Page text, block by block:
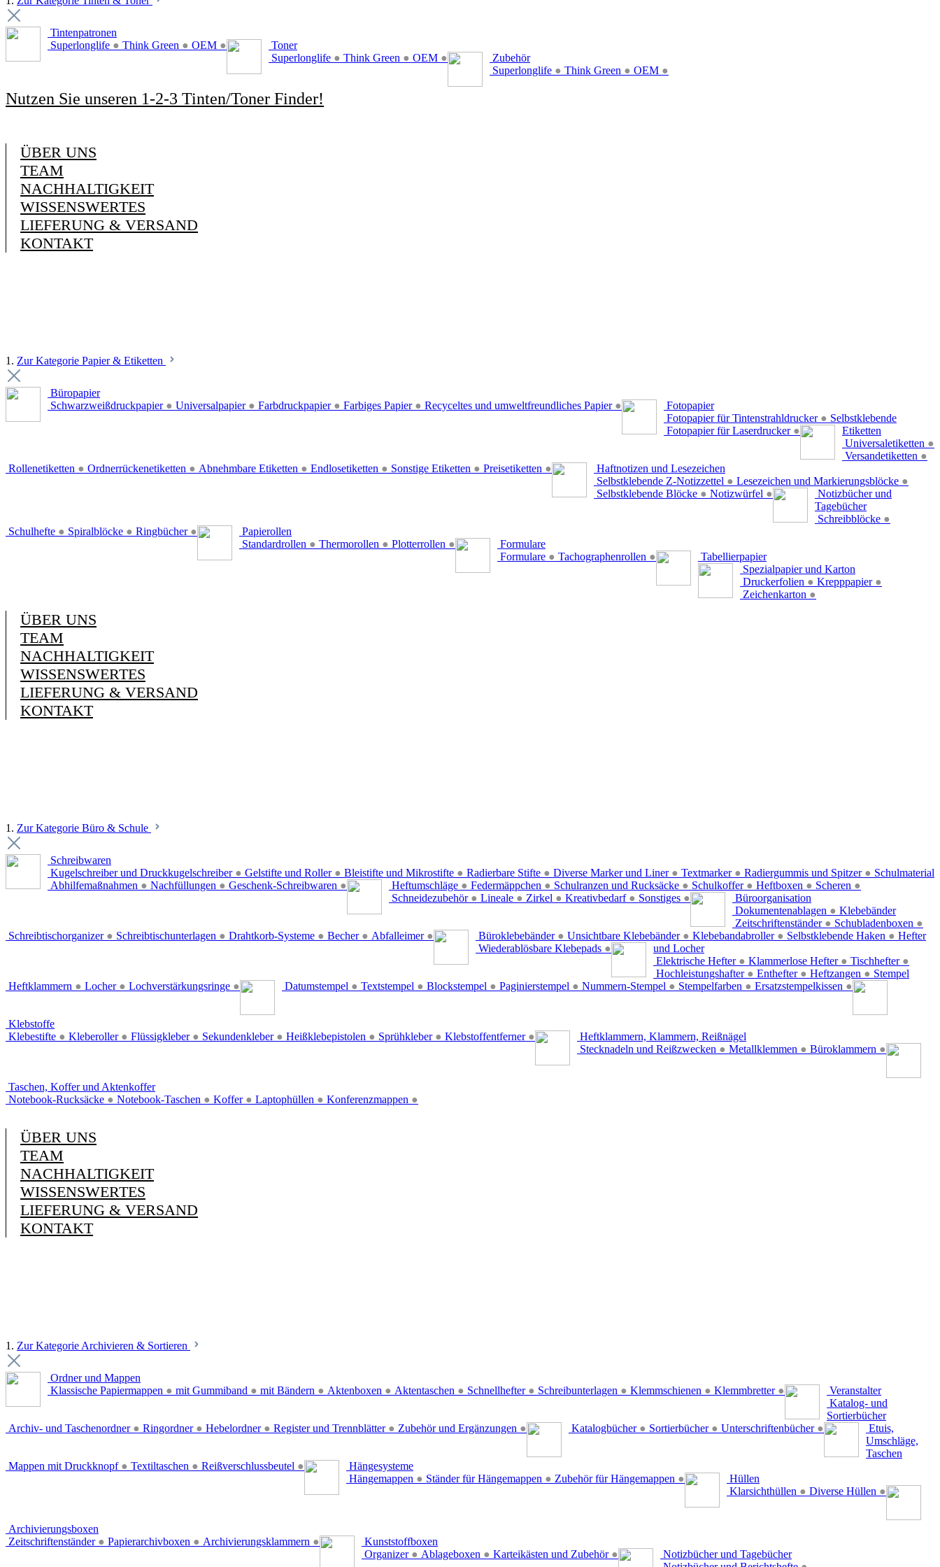
Tintenpatronen
Superlonglife ● Think Green ● OEM ●
Toner
Superlonglife ● Think Green ● OEM ●
Zubehör
Superlonglife ● Think Green ● OEM ●
Nutzen Sie unseren 1-2-3 Tinten/Toner Finder!
ÜBER UNS
TEAM
NACHHALTIGKEIT
WISSENSWERTES
LIEFERUNG & VERSAND
KONTAKT
1. Zur Kategorie Papier & Etiketten
Büropapier
Schwarzweißdruckpapier ● Universalpapier ● Farbdruckpapier ● Farbiges Papier ● Recyceltes und umweltfreundliches Papier ●
Fotopapier
Fotopapier für Tintenstrahldrucker ●
Fotopapier für Laserdrucker ●
Selbstklebende
Etiketten
Universaletiketten ●
Versandetiketten ●
Rollenetiketten ● Ordnerrückenetiketten ● Abnehmbare Etiketten ● Endlosetiketten ● Sonstige Etiketten ● Preisetiketten ●
Haftnotizen und Lesezeichen
Selbstklebende Z-Notizzettel ● Lesezeichen und Markierungsblöcke ●
Selbstklebende Blöcke ● Notizwürfel ●
Notizbücher und
Tagebücher
Schreibblöcke ●
Schulhefte ● Spiralblöcke ● Ringbücher ●
Papierollen
Standardrollen ● Thermorollen ● Plotterrollen ●
Formulare
Formulare ● Tachographenrollen ●
Tabellierpapier
Spezialpapier und Karton
Druckerfolien ● Krepppapier ●
Zeichenkarton ●
ÜBER UNS
TEAM
NACHHALTIGKEIT
WISSENSWERTES
LIEFERUNG & VERSAND
KONTAKT
1. Zur Kategorie Büro & Schule
Schreibwaren
Kugelschreiber und Druckkugelschreiber ● Gelstifte und Roller ● Bleistifte und Mikrostifte ● Radierbare Stifte ● Diverse Marker und Liner ● Textmarker ● Radiergummis und Spitzer ●
Abhilfemaßnahmen ● Nachfüllungen ● Geschenk-Schreibwaren ●
Schulmaterial
Heftumschläge ● Federmäppchen ● Schulranzen und Rucksäcke ● Schulkoffer ● Heftboxen ● Scheren ●
Schneidezubehör ● Lineale ● Zirkel ● Kreativbedarf ● Sonstiges ●
Büroorganisation
Dokumentenablagen ●
Zeitschriftenständer ● Schubladenboxen ●
Schreibtischorganizer ● Schreibtischunterlagen ● Drahtkorb-Systeme ● Becher ● Abfalleimer ●
Klebebänder
Büroklebebänder ● Unsichtbare Klebebänder ● Klebebandabroller ● Selbstklebende Haken ●
Wiederablösbare Klebepads ●
Hefter
und Locher
Elektrische Hefter ● Klammerlose Hefter ● Tischhefter ●
Hochleistungshafter ● Enthefter ● Heftzangen ●
Heftklammern ● Locher ● Lochverstärkungsringe ●
Stempel
Datumstempel ● Textstempel ● Blockstempel ● Paginierstempel ● Nummern-Stempel ● Stempelfarben ● Ersatzstempelkissen ●
Klebstoffe
Klebestifte ● Kleberoller ● Flüssigkleber ● Sekundenkleber ● Heißklebepistolen ● Sprühkleber ● Klebstoffentferner ●
Heftklammern, Klammern, Reißnägel
Stecknadeln und Reißzwecken ● Metallklemmen ● Büroklammern ●
Taschen, Koffer und Aktenkoffer
Notebook-Rucksäcke ● Notebook-Taschen ● Koffer ● Laptophüllen ● Konferenzmappen ●
ÜBER UNS
TEAM
NACHHALTIGKEIT
WISSENSWERTES
LIEFERUNG & VERSAND
KONTAKT
1. Zur Kategorie Archivieren & Sortieren
Ordner und Mappen
Klassische Papiermappen ● mit Gummiband ● mit Bändern ● Aktenboxen ● Aktentaschen ● Schnellhefter ● Schreibunterlagen ● Klemmschienen ● Klemmbretter ● Veranstalter
Archiv- und Taschenordner ● Ringordner ● Hebelordner ● Register und Trennblätter ● Zubehör und Ergänzungen ●
Katalog- und
Sortierbücher
Katalogbücher ● Sortierbücher ● Unterschriftenbücher ●
Etuis,
Umschläge,
Taschen
Mappen mit Druckknopf ● Textiltaschen ● Reißverschlussbeutel ●
Hängesysteme
Hängemappen ● Ständer für Hängemappen ● Zubehör für Hängemappen ●
Hüllen
Klarsichthüllen ● Diverse Hüllen ●
Archivierungsboxen
Zeitschriftenständer ● Papierarchivboxen ● Archivierungsklammern ●
Kunststoffboxen
Organizer ● Ablageboxen ● Karteikästen und Zubehör ●
Notizbücher und Tagebücher